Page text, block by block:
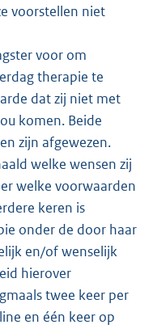
voorstellen niet
voor om
therapie te
dat zij niet met
komen. Beide
zijn afgewezen.
welke wensen zij
welke voorwaarden
keren is
onder de door haar
en/of wenselijk
hierover
twee keer per
en één keer op